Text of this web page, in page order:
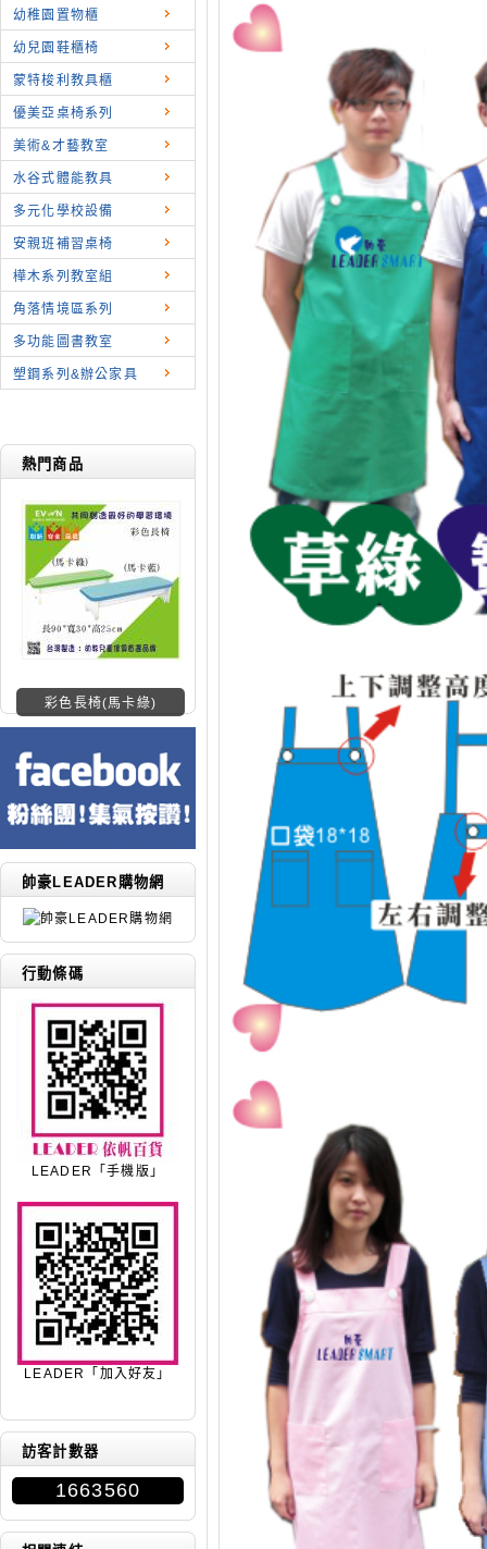
幼稚園置物櫃
幼兒園鞋櫃椅
蒙特梭利教具櫃
優美亞桌椅系列
美術&才藝教室
水谷式體能教具
多元化學校設備
安親班補習桌椅
樺木系列教室組
角落情境區系列
多功能圖書教室
塑鋼系列&辦公家具
熱門商品
彩色長椅(馬卡綠)
帥豪LEADER購物網
行動條碼
LEADER「手機版」
LEADER「加入好友」
訪客計數器
1663560